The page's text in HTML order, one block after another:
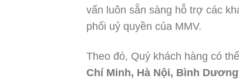
vấn luôn sẵn sàng hỗ trợ các
phối uỷ quyền của MMV.
Theo đó, Quý khách hàng có
Chí Minh, Hà Nội, Bình Dương